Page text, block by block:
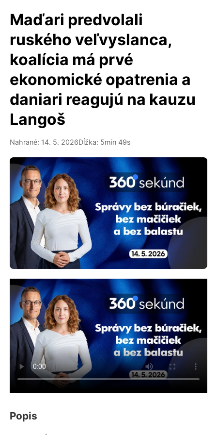
Maďari predvolali
ruského veľvyslanca,
koalícia má prvé
ekonomické opatrenia a
daniari reagujú na kauzu
Langoš
Nahrané: 14. 5. 2026Dĺžka: 5min 49s
Popis